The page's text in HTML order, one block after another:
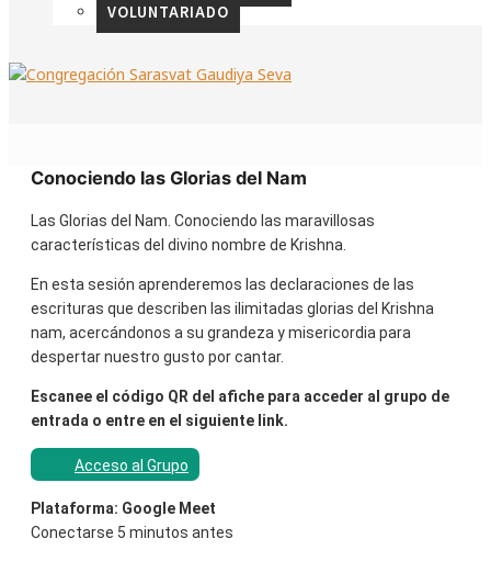
VOLUNTARIADO
Conociendo las Glorias del Nam
Las Glorias del Nam. Conociendo las maravillosas
características del divino nombre de Krishna.
En esta sesión aprenderemos las declaraciones de las
escrituras que describen las ilimitadas glorias del Krishna
nam, acercándonos a su grandeza y misericordia para
despertar nuestro gusto por cantar.
Escanee el código QR del afiche para acceder al grupo de
entrada o entre en el siguiente link.
Acceso al Grupo
Plataforma: Google Meet
Conectarse 5 minutos antes